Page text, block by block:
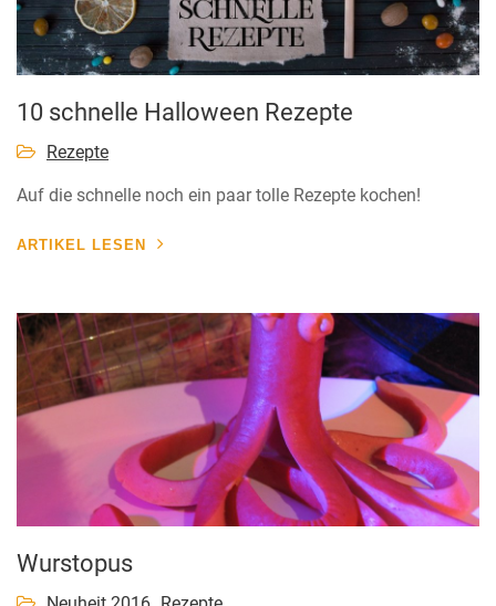
10 schnelle Halloween Rezepte
Rezepte
Auf die schnelle noch ein paar tolle Rezepte kochen!
ARTIKEL LESEN
Wurstopus